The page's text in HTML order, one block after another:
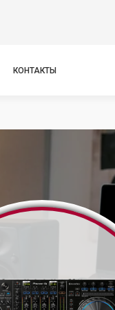
КОНТАКТЫ